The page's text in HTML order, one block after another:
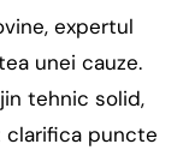
expertul
unei cauze.
tehnic solid,
clarifica puncte